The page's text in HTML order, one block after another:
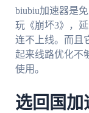
biubiu加速器是
玩《崩坏3》，
连不上线。而且
起来线路优化不
使用。
选回国加